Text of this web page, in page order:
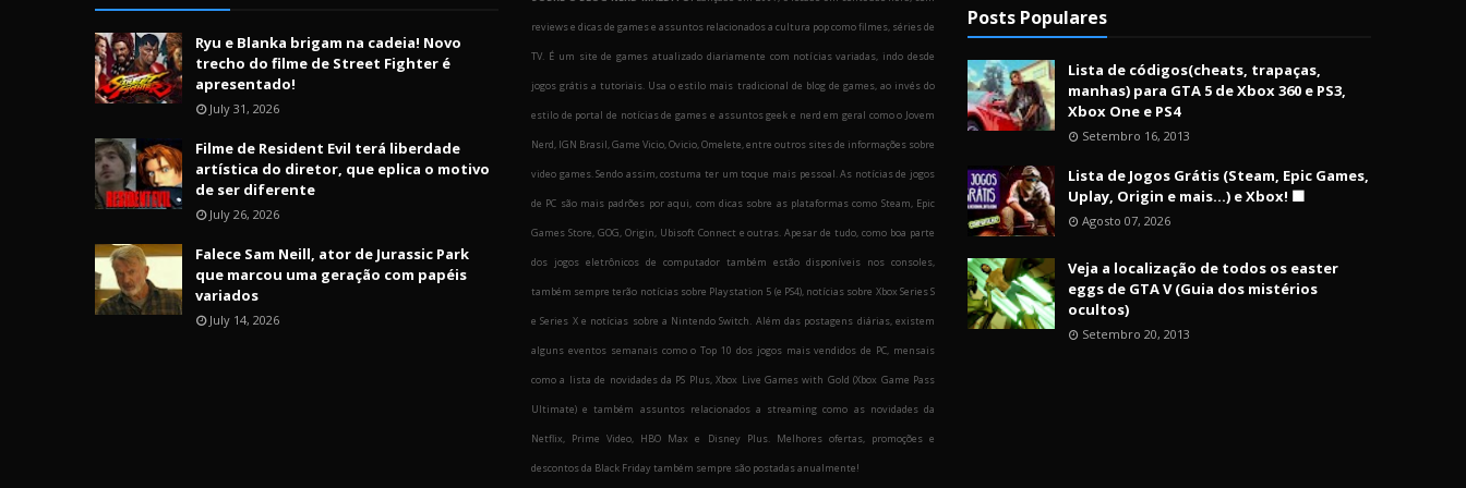
Ryu e Blanka brigam na cadeia! Novo
trecho do filme de Street Fighter é
apresentado!
July 31, 2026
Filme de Resident Evil terá liberdade
artística do diretor, que eplica o motivo
de ser diferente
July 26, 2026
Falece Sam Neill, ator de Jurassic Park
que marcou uma geração com papéis
variados
July 14, 2026
reviews e dicas de games e assuntos relacionados a cultura pop como filmes, séries de
TV. É um site de games atualizado diariamente com notícias variadas, indo desde
jogos grátis a tutoriais. Usa o estilo mais tradicional de blog de games, ao invés do
estilo de portal de notícias de games e assuntos geek e nerd em geral como o Jovem
Nerd, IGN Brasil, Game Vicio, Ovicio, Omelete, entre outros sites de informações sobre
video games. Sendo assim, costuma ter um toque mais pessoal. As notícias de jogos
de PC são mais padrões por aqui, com dicas sobre as plataformas como Steam, Epic
Games Store, GOG, Origin, Ubisoft Connect e outras. Apesar de tudo, como boa parte
dos jogos eletrônicos de computador também estão disponíveis nos consoles,
também sempre terão notícias sobre Playstation 5 (e PS4), notícias sobre Xbox Series S
e Series X e notícias sobre a Nintendo Switch. Além das postagens diárias, existem
alguns eventos semanais como o Top 10 dos jogos mais vendidos de PC, mensais
como a lista de novidades da PS Plus, Xbox Live Games with Gold (Xbox Game Pass
Ultimate) e também assuntos relacionados a streaming como as novidades da
Netflix, Prime Video, HBO Max e Disney Plus. Melhores ofertas, promoções e
descontos da Black Friday também sempre são postadas anualmente!
Posts Populares
Lista de códigos(cheats, trapaças,
manhas) para GTA 5 de Xbox 360 e PS3,
Xbox One e PS4
Setembro 16, 2013
Lista de Jogos Grátis (Steam, Epic Games,
Uplay, Origin e mais...) e Xbox! 🟩
Agosto 07, 2026
Veja a localização de todos os easter
eggs de GTA V (Guia dos mistérios
ocultos)
Setembro 20, 2013